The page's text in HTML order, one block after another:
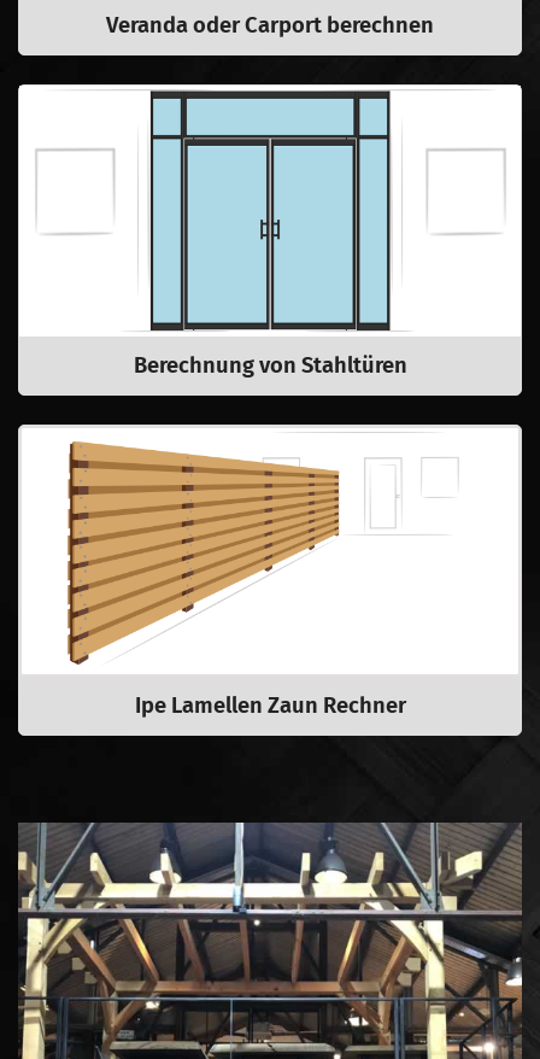
Veranda oder Carport berechnen
Berechnung von Stahltüren
Ipe Lamellen Zaun Rechner